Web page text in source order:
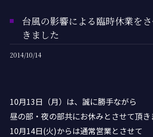
台風の影響による臨時休業を
きました
2014/10/14
10月13日（月）は、誠に勝手ながら
昼の部・夜の部共にお休みとさせて頂き
10月14日(火)からは通常営業とさせて